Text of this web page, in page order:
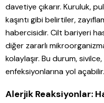
davetiye çıkarır. Kuruluk,
kaşıntı gibi belirtiler,
habercisidir. Cilt bariyeri
diğer zararlı
kolaylaşır. Bu durum,
enfeksiyonlarına yol açabilir.
Alerjik Reaksiyonlar: